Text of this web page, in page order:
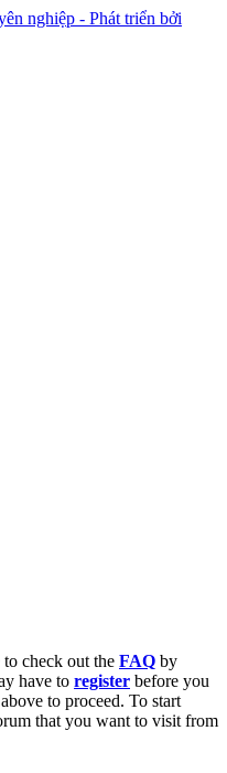
check out the FAQ by
have to register before you
to proceed. To start
that you want to visit from